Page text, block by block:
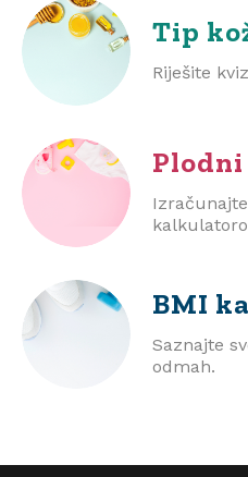
Tip
Riješite
BMI
Saznajte
odmah.